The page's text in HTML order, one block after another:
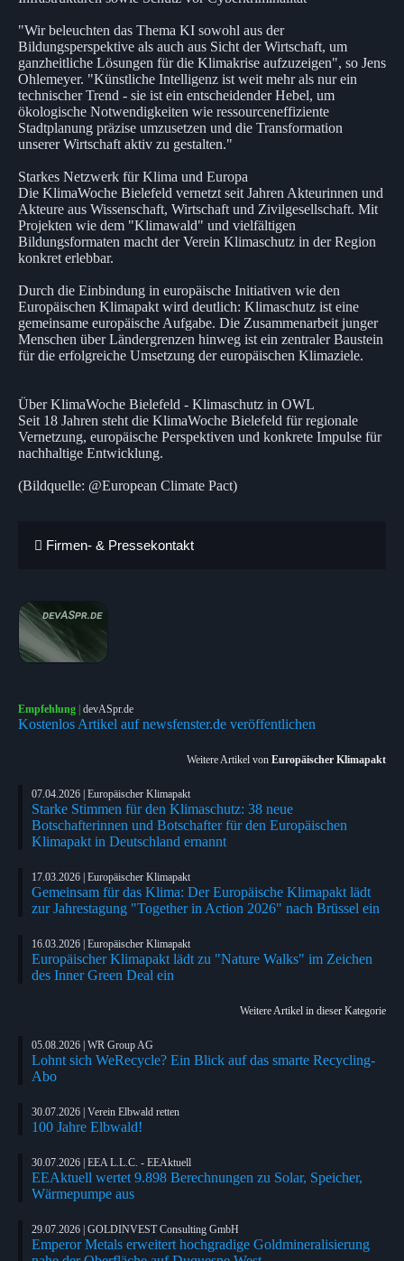
"Wir beleuchten das Thema KI sowohl aus der
Bildungsperspektive als auch aus Sicht der Wirtschaft, um
ganzheitliche Lösungen für die Klimakrise aufzuzeigen", so Jens
Ohlemeyer. "Künstliche Intelligenz ist weit mehr als nur ein
technischer Trend - sie ist ein entscheidender Hebel, um
ökologische Notwendigkeiten wie ressourceneffiziente
Stadtplanung präzise umzusetzen und die Transformation
unserer Wirtschaft aktiv zu gestalten."
Starkes Netzwerk für Klima und Europa
Die KlimaWoche Bielefeld vernetzt seit Jahren Akteurinnen und
Akteure aus Wissenschaft, Wirtschaft und Zivilgesellschaft. Mit
Projekten wie dem "Klimawald" und vielfältigen
Bildungsformaten macht der Verein Klimaschutz in der Region
konkret erlebbar.
Durch die Einbindung in europäische Initiativen wie den
Europäischen Klimapakt wird deutlich: Klimaschutz ist eine
gemeinsame europäische Aufgabe. Die Zusammenarbeit junger
Menschen über Ländergrenzen hinweg ist ein zentraler Baustein
für die erfolgreiche Umsetzung der europäischen Klimaziele.
Über KlimaWoche Bielefeld - Klimaschutz in OWL
Seit 18 Jahren steht die KlimaWoche Bielefeld für regionale
Vernetzung, europäische Perspektiven und konkrete Impulse für
nachhaltige Entwicklung.
(Bildquelle: @European Climate Pact)
Firmen- & Pressekontakt
Empfehlung | devASpr.de
Kostenlos Artikel auf newsfenster.de veröffentlichen
Weitere Artikel von Europäischer Klimapakt
07.04.2026 | Europäischer Klimapakt
Starke Stimmen für den Klimaschutz: 38 neue
Botschafterinnen und Botschafter für den Europäischen
Klimapakt in Deutschland ernannt
17.03.2026 | Europäischer Klimapakt
Gemeinsam für das Klima: Der Europäische Klimapakt lädt
zur Jahrestagung "Together in Action 2026" nach Brüssel ein
16.03.2026 | Europäischer Klimapakt
Europäischer Klimapakt lädt zu "Nature Walks" im Zeichen
des Inner Green Deal ein
Weitere Artikel in dieser Kategorie
05.08.2026 | WR Group AG
Lohnt sich WeRecycle? Ein Blick auf das smarte Recycling-
Abo
30.07.2026 | Verein Elbwald retten
100 Jahre Elbwald!
30.07.2026 | EEA L.L.C. - EEAktuell
EEAktuell wertet 9.898 Berechnungen zu Solar, Speicher,
Wärmepumpe aus
29.07.2026 | GOLDINVEST Consulting GmbH
Emperor Metals erweitert hochgradige Goldmineralisierung